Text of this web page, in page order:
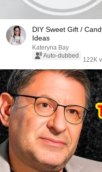
DIY Sweet Gift /
Ideas
Kateryna Bay
Auto-dubbed
122K